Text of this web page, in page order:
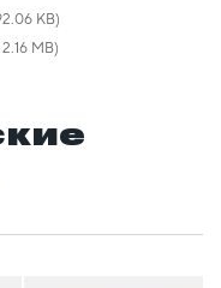
KB)
2.16 MB)